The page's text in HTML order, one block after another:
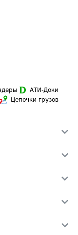
АТИ-Доки
Цепочки грузов